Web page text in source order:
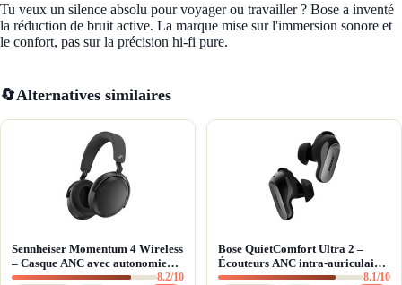
Tu veux un silence absolu pour voyager ou travailler ? Bose a inventé
la réduction de bruit active. La marque mise sur l'immersion sonore et
le confort, pas sur la précision hi-fi pure.
🔄Alternatives similaires
Sennheiser Momentum 4 Wireless
– Casque ANC avec autonomie
record 60h et son audiophile8.2/10
Bose QuietComfort Ultra 2 –
Écouteurs ANC intra-auriculaires
avec son immersif
8.1/10